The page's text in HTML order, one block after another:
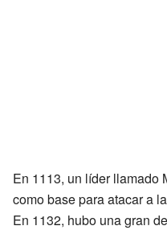
En 1113, un líder llamado
como base para atacar a
En 1132, hubo una gran